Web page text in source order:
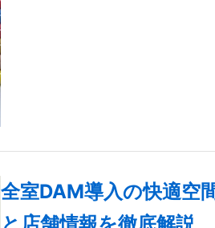
全室DAM導入の快適空